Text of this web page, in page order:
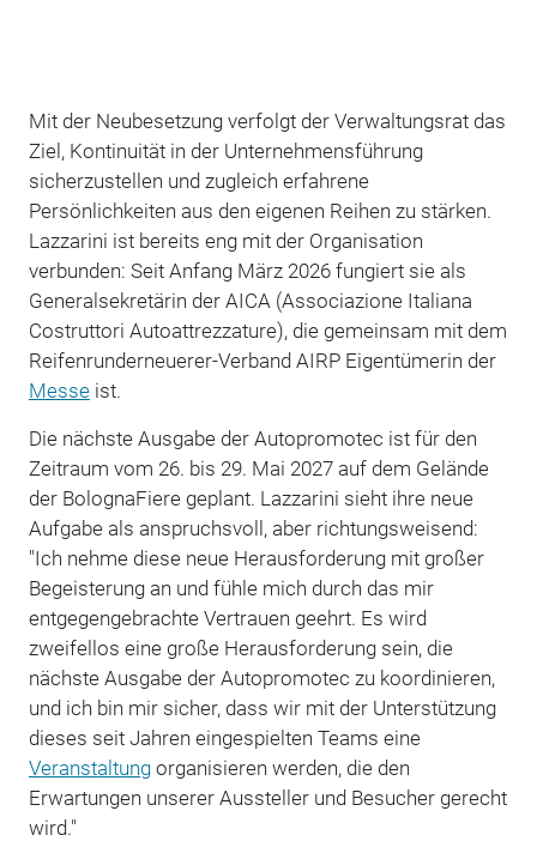
Mit der Neubesetzung verfolgt der Verwaltungsrat das
Ziel, Kontinuität in der Unternehmensführung
sicherzustellen und zugleich erfahrene
Persönlichkeiten aus den eigenen Reihen zu stärken.
Lazzarini ist bereits eng mit der Organisation
verbunden: Seit Anfang März 2026 fungiert sie als
Generalsekretärin der AICA (Associazione Italiana
Costruttori Autoattrezzature), die gemeinsam mit dem
Reifenrunderneuerer-Verband AIRP Eigentümerin der
Messeist.
Die nächste Ausgabe der Autopromotec ist für den
Zeitraum vom 26. bis 29. Mai 2027 auf dem Gelände
der BolognaFiere geplant. Lazzarini sieht ihre neue
Aufgabe als anspruchsvoll, aber richtungsweisend:
"Ich nehme diese neue Herausforderung mit großer
Begeisterung an und fühle mich durch das mir
entgegengebrachte Vertrauen geehrt. Es wird
zweifellos eine große Herausforderung sein, die
nächste Ausgabe der Autopromotec zu koordinieren,
und ich bin mir sicher, dass wir mit der Unterstützung
dieses seit Jahren eingespielten Teams eine
Veranstaltungorganisieren werden, die den
Erwartungen unserer Aussteller und Besucher gerecht
wird."